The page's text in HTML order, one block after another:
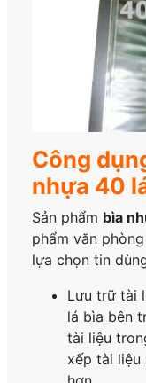
Công
nhựa 40
Sản phẩm bìa
phẩm văn
lựa chọn tin
Lưu trữ tài
lá bìa bên
tài liệu
xếp tài liệu